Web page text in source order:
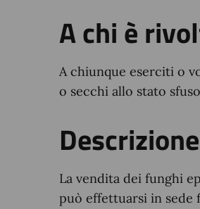
A chi è
A chiunque eserciti o
o secchi allo stato
Descrizione
La vendita dei funghi
può effettuarsi in sede